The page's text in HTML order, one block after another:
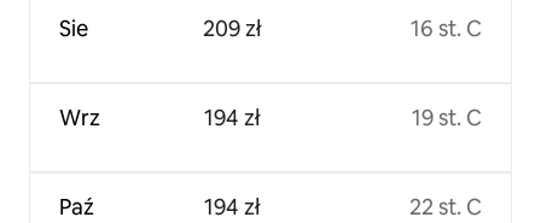
Sie
Wrz
Paź
209 zł
194 zł
194 zł
16 st. C
19 st. C
22 st. C